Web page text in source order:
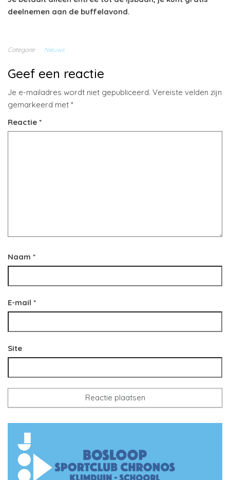
deelnemen aan de buffelavond.
Categorie Nieuws
Geef een reactie
Je e-mailadres wordt niet gepubliceerd. Vereiste velden zijn
gemarkeerd met *
Reactie *
Naam *
E-mail *
Site